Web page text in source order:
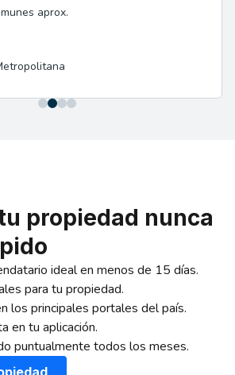
aprox.
propiedad nunca
ideal en menos de 15 días.
para tu propiedad.
los principales portales del país.
en tu aplicación.
puntualmente todos los meses.